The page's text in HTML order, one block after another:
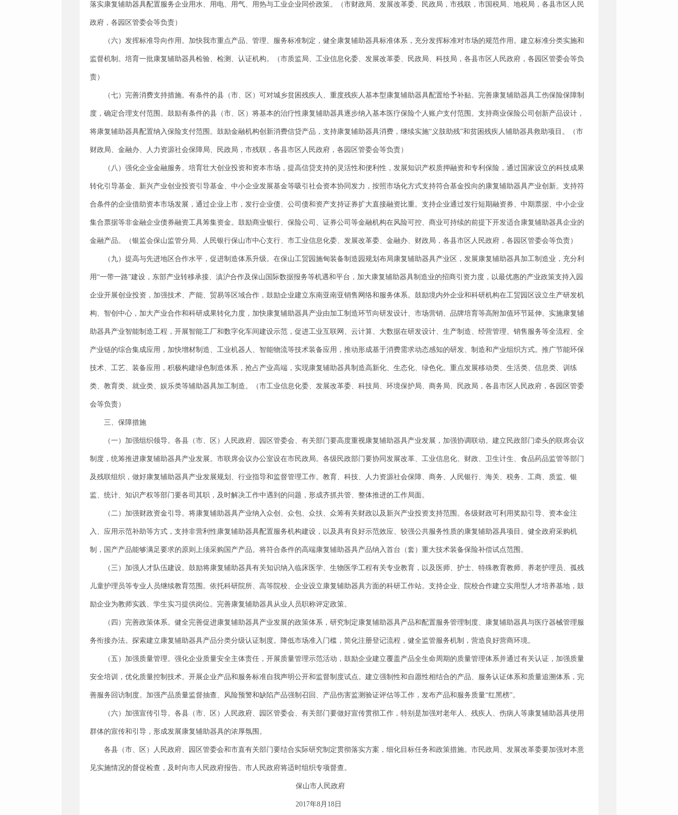
落实康复辅助器具配置服务企业用水、用电、用气、用热与工业企业同价政策。（市财政局、发展改革委、民政局，市残联，市国税局、地税局，各县市区人民
政府，各园区管委会等负责）
（六）发挥标准导向作用。加快我市重点产品、管理、服务标准制定，健全康复辅助器具标准体系，充分发挥标准对市场的规范作用。建立标准分类实施和
监督机制。培育一批康复辅助器具检验、检测、认证机构。（市质监局、工业信息化委、发展改革委、民政局、科技局，各县市区人民政府，各园区管委会等负
责）
（七）完善消费支持措施。有条件的县（市、区）可对城乡贫困残疾人、重度残疾人基本型康复辅助器具配置给予补贴。完善康复辅助器具工伤保险保障制
度，确定合理支付范围。鼓励有条件的县（市、区）将基本的治疗性康复辅助器具逐步纳入基本医疗保险个人账户支付范围。支持商业保险公司创新产品设计，
将康复辅助器具配置纳入保险支付范围。鼓励金融机构创新消费信贷产品，支持康复辅助器具消费，继续实施“义肢助残”和贫困残疾人辅助器具救助项目。（市
财政局、金融办、人力资源社会保障局、民政局，市残联，各县市区人民政府，各园区管委会等负责）
（八）强化企业金融服务。培育壮大创业投资和资本市场，提高信贷支持的灵活性和便利性，发展知识产权质押融资和专利保险，通过国家设立的科技成果
转化引导基金、新兴产业创业投资引导基金、中小企业发展基金等吸引社会资本协同发力，按照市场化方式支持符合基金投向的康复辅助器具产业创新。支持符
合条件的企业借助资本市场发展，通过企业上市，发行企业债、公司债和资产支持证券扩大直接融资比重。支持企业通过发行短期融资券、中期票据、中小企业
集合票据等非金融企业债券融资工具筹集资金。鼓励商业银行、保险公司、证券公司等金融机构在风险可控、商业可持续的前提下开发适合康复辅助器具企业的
金融产品。（银监会保山监管分局、人民银行保山市中心支行、市工业信息化委、发展改革委、金融办、财政局，各县市区人民政府，各园区管委会等负责）
（九）提高与先进地区合作水平，促进制造体系升级。在保山工贸园施甸装备制造园规划布局康复辅助器具产业区，发展康复辅助器具加工制造业，充分利
用“一带一路”建设，东部产业转移承接、滇沪合作及保山国际数据报务等机遇和平台，加大康复辅助器具制造业的招商引资力度，以最优惠的产业政策支持入园
企业开展创业投资，加强技术、产能、贸易等区域合作，鼓励企业建立东南亚南亚销售网络和服务体系。鼓励境内外企业和科研机构在工贸园区设立生产研发机
构、智创中心，加大产业合作和科研成果转化力度，加快康复辅助器具产业由加工制造环节向研发设计、市场营销、品牌培育等高附加值环节延伸。实施康复辅
助器具产业智能制造工程，开展智能工厂和数字化车间建设示范，促进工业互联网、云计算、大数据在研发设计、生产制造、经营管理、销售服务等全流程、全
产业链的综合集成应用，加快增材制造、工业机器人、智能物流等技术装备应用，推动形成基于消费需求动态感知的研发、制造和产业组织方式。推广节能环保
技术、工艺、装备应用，积极构建绿色制造体系，抢占产业高端，实现康复辅助器具制造高新化、生态化、绿色化。重点发展移动类、生活类、信息类、训练
类、教育类、就业类、娱乐类等辅助器具加工制造。（市工业信息化委、发展改革委、科技局、环境保护局、商务局、民政局，各县市区人民政府，各园区管委
会等负责）
三、保障措施
（一）加强组织领导。各县（市、区）人民政府、园区管委会、有关部门要高度重视康复辅助器具产业发展，加强协调联动。建立民政部门牵头的联席会议
制度，统筹推进康复辅助器具产业发展。市联席会议办公室设在市民政局。各级民政部门要协同发展改革、工业信息化、财政、卫生计生、食品药品监管等部门
及残联组织，做好康复辅助器具产业发展规划、行业指导和监督管理工作。教育、科技、人力资源社会保障、商务、人民银行、海关、税务、工商、质监、银
监、统计、知识产权等部门要各司其职，及时解决工作中遇到的问题，形成齐抓共管、整体推进的工作局面。
（二）加强财政资金引导。将康复辅助器具产业纳入众创、众包、众扶、众筹有关财政以及新兴产业投资支持范围。各级财政可利用奖励引导、资本金注
入、应用示范补助等方式，支持非营利性康复辅助器具配置服务机构建设，以及具有良好示范效应、较强公共服务性质的康复辅助器具项目。健全政府采购机
制，国产产品能够满足要求的原则上须采购国产产品。将符合条件的高端康复辅助器具产品纳入首台（套）重大技术装备保险补偿试点范围。
（三）加强人才队伍建设。鼓励将康复辅助器具有关知识纳入临床医学、生物医学工程有关专业教育，以及医师、护士、特殊教育教师、养老护理员、孤残
儿童护理员等专业人员继续教育范围。依托科研院所、高等院校、企业设立康复辅助器具方面的科研工作站。支持企业、院校合作建立实用型人才培养基地，鼓
励企业为教师实践、学生实习提供岗位。完善康复辅助器具从业人员职称评定政策。
（四）完善政策体系。健全完善促进康复辅助器具产业发展的政策体系，研究制定康复辅助器具产品和配置服务管理制度、康复辅助器具与医疗器械管理服
务衔接办法。探索建立康复辅助器具产品分类分级认证制度。降低市场准入门槛，简化注册登记流程，健全监管服务机制，营造良好营商环境。
（五）加强质量管理。强化企业质量安全主体责任，开展质量管理示范活动，鼓励企业建立覆盖产品全生命周期的质量管理体系并通过有关认证，加强质量
安全培训，优化质量控制技术。开展企业产品和服务标准自我声明公开和监督制度试点。建立强制性和自愿性相结合的产品、服务认证体系和质量追溯体系，完
善服务回访制度。加强产品质量监督抽查、风险预警和缺陷产品强制召回、产品伤害监测验证评估等工作，发布产品和服务质量“红黑榜”。
（六）加强宣传引导。各县（市、区）人民政府、园区管委会、有关部门要做好宣传贯彻工作，特别是加强对老年人、残疾人、伤病人等康复辅助器具使用
群体的宣传和引导，形成发展康复辅助器具的浓厚氛围。
各县（市、区）人民政府、园区管委会和市直有关部门要结合实际研究制定贯彻落实方案，细化目标任务和政策措施。市民政局、发展改革委要加强对本意
见实施情况的督促检查，及时向市人民政府报告。市人民政府将适时组织专项督查。
保山市人民政府
2017年8月18日